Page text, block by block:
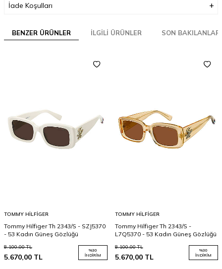
İade Koşulları
BENZER ÜRÜNLER İLGILI ÜRÜNLER SON BAKILANLAR
TOMMY HILFIGER
Tommy Hilfiger Th 2343/S - SZJ5370
- 53 Kadın Güneş Gözlüğü
8.100,00TL
5.670,00 TL
%30
İNDIRIM
TOMMY HILFIGER
Tommy Hilfiger Th 2343/S -
L7Q5370 - 53 Kadın Güneş Gözlüğü
8.100,00TL
5.670,00TL
%30
İNDIRIM